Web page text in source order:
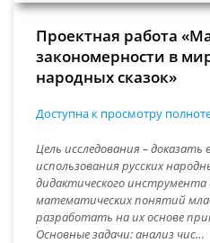
Проектная работа
закономерности в
народных сказок»
Доступна к просмотру
Цель исследования –
использования русских
дидактического инструмента
математических понятий
разработать на их основе
Основные задачи: анализ чис…